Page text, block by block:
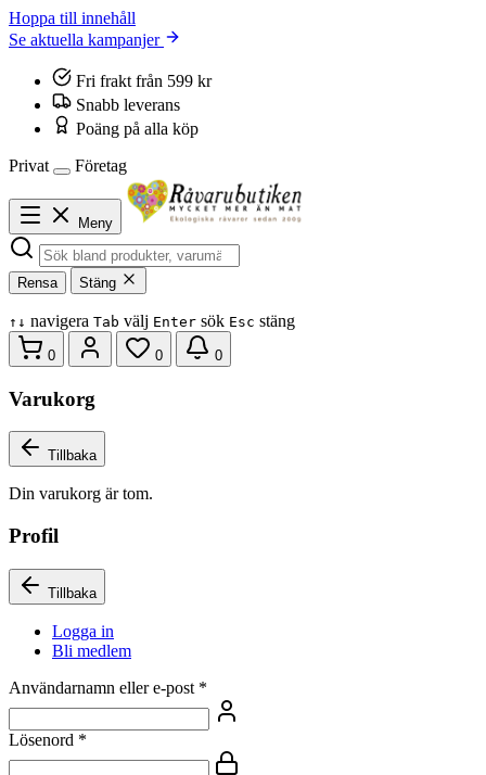
Hoppa till innehåll
Se aktuella kampanjer
Fri frakt från 599 kr
Snabb leverans
Poäng på alla köp
Privat
Företag
Meny
Rensa Stäng
↑ ↓ navigera Tab välj Enter sök Esc stäng
0 0 0
Varukorg
Tillbaka
Din varukorg är tom.
Profil
Tillbaka
Logga in
Bli medlem
Användarnamn eller e-post *
Lösenord *